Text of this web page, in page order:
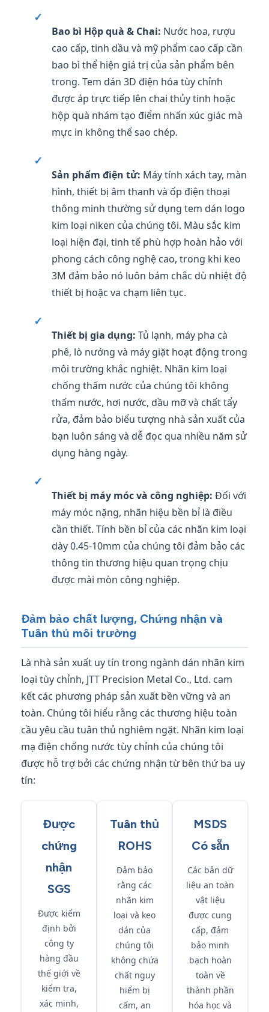
✓
Bao bì Hộp quà & Chai: Nước hoa, rượu
cao cấp, tinh dầu và mỹ phẩm cao cấp cần
bao bì thể hiện giá trị của sản phẩm bên
trong. Tem dán 3D điện hóa tùy chỉnh
được áp trực tiếp lên chai thủy tinh hoặc
hộp quà nhám tạo điểm nhấn xúc giác mà
mực in không thể sao chép.
✓
Sản phẩm điện tử: Máy tính xách tay, màn
hình, thiết bị âm thanh và ốp điện thoại
thông minh thường sử dụng tem dán logo
kim loại niken của chúng tôi. Màu sắc kim
loại hiện đại, tinh tế phù hợp hoàn hảo với
phong cách công nghệ cao, trong khi keo
3M đảm bảo nó luôn bám chắc dù nhiệt độ
thiết bị hoặc va chạm liên tục.
✓
Thiết bị gia dụng: Tủ lạnh, máy pha cà
phê, lò nướng và máy giặt hoạt động trong
môi trường khắc nghiệt. Nhãn kim loại
chống thấm nước của chúng tôi không
thấm nước, hơi nước, dầu mỡ và chất tẩy
rửa, đảm bảo biểu tượng nhà sản xuất của
bạn luôn sáng và dễ đọc qua nhiều năm sử
dụng hàng ngày.
✓
Thiết bị máy móc và công nghiệp: Đối với
máy móc nặng, nhãn hiệu bền bỉ là điều
cần thiết. Tính bền bỉ của các nhãn kim loại
dày 0.45-10mm của chúng tôi đảm bảo các
thông tin thương hiệu quan trọng chịu
được mài mòn công nghiệp.
Đảm bảo chất lượng, Chứng nhận và
Tuân thủ môi trường
Là nhà sản xuất uy tín trong ngành dán nhãn kim
loại tùy chỉnh, JTT Precision Metal Co., Ltd. cam
kết các phương pháp sản xuất bền vững và an
toàn. Chúng tôi hiểu rằng các thương hiệu toàn
cầu yêu cầu tuân thủ nghiêm ngặt. Nhãn kim loại
mạ điện chống nước tùy chỉnh của chúng tôi
được hỗ trợ bởi các chứng nhận từ bên thứ ba uy
tín:
Được
chứng
nhận
SGS
Được kiểm
định bởi
công ty
hàng đầu
thế giới về
kiểm tra,
xác minh,
Tuân thủ
ROHS
Đảm bảo
rằng các
nhãn kim
loại và keo
dán của
chúng tôi
không chứa
chất nguy
hiểm bị
cấm, an
MSDS
Có sẵn
Các bản dữ
liệu an toàn
vật liệu
được cung
cấp, đảm
bảo minh
bạch hoàn
toàn về
thành phần
hóa học và